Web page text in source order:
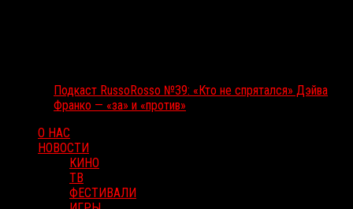
Подкаст RussoRosso №39: «Кто не спрятался» Дэйва
Франко — «за» и «против»
О НАС
НОВОСТИ
КИНО
ТВ
ФЕСТИВАЛИ